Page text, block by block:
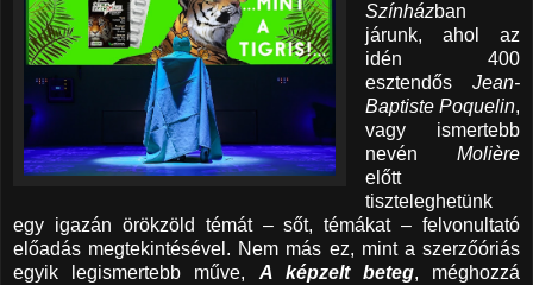
Színházban
járunk, ahol az
idén 400
esztendős Jean-
Baptiste Poquelin,
vagy ismertebb
nevén Molière
előtt
tiszteleghetünk
egy igazán örökzöld témát – sőt, témákat – felvonultató
előadás megtekintésével. Nem más ez, mint a szerzőóriás
egyik legismertebb műve, A képzelt beteg, méghozzá